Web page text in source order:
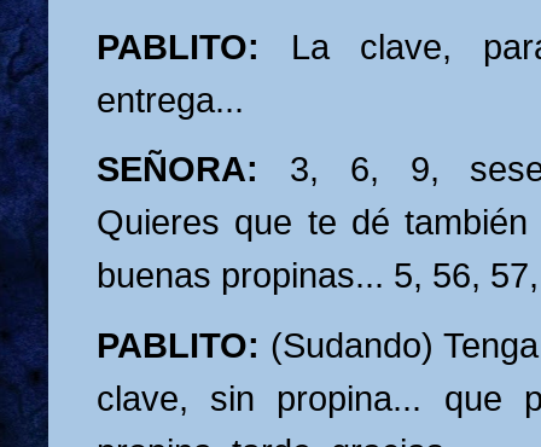
PABLITO: La clave,
entrega...
SEÑORA: 3, 6, 9,
Quieres que te dé
buenas propinas... 5, 56,
PABLITO: (Sudando)
clave, sin propina... que